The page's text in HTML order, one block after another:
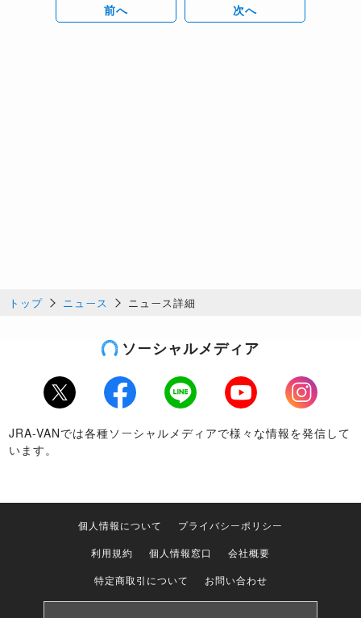
前へ 次へ
トップ ニュース ニュース詳細
ソーシャルメディア
Twitter Facebook LINE Youtube
Instagram
JRA-VANでは各種ソーシャルメディアで様々な情報を発信して
います。
個人情報について
プライバシーポリシー
利用規約
個人情報窓口
会社概要
特定商取引について
お問い合わせ